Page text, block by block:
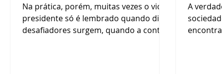
Na prática, porém, muitas vezes o vice-
presidente só é lembrado quando dias
desafiadores surgem, quando a conta
A